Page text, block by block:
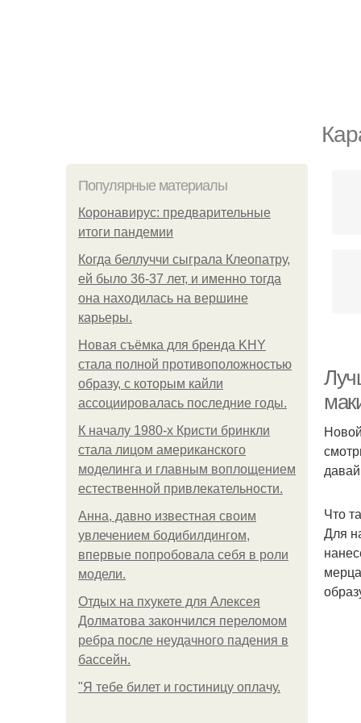
Популярные материалы
Коронавирус: предварительные
итоги пандемии
Когда беллуччи сыграла Клеопатру,
ей было 36-37 лет, и именно тогда
она находилась на вершине
карьеры.
Новая съёмка для бренда KHY
стала полной противоположностью
образу, с которым кайли
ассоциировалась последние годы.
К началу 1980-х Кристи бринкли
стала лицом американского
моделинга и главным воплощением
естественной привлекательности.
Анна, давно известная своим
увлечением бодибилдингом,
впервые попробовала себя в роли
модели.
Отдых на пхукете для Алексея
Долматова закончился переломом
ребра после неудачного падения в
бассейн.
"Я тебе билет и гостиницу оплачу.
Что
Для